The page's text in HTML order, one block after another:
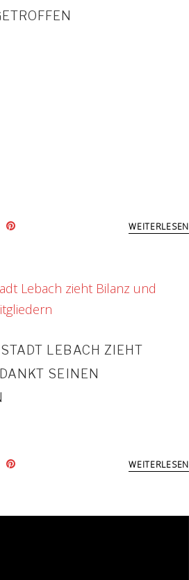
Pinterest WEITERLESEN
LEBACH ZIEHT
SEINEN
Pinterest WEITERLESEN